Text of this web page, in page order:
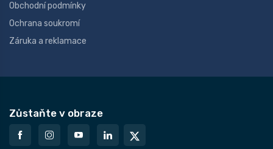
Obchodní podmínky
Ochrana soukromí
Záruka a reklamace
Zůstaňte v obraze